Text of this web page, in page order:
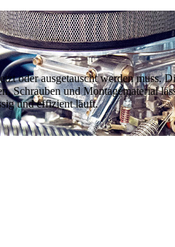
oder ausgetauscht werden muss.
Schrauben und Montagematerial
und effizient läuft.